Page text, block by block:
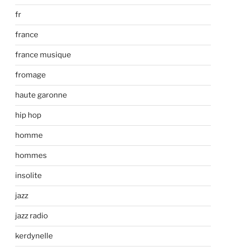
fr
france
france musique
fromage
haute garonne
hip hop
homme
hommes
insolite
jazz
jazz radio
kerdynelle